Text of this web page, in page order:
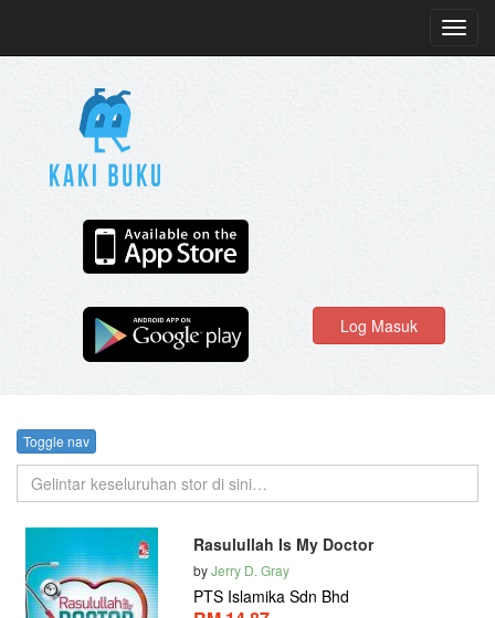
Log Masuk
Toggle nav
Rasulullah Is My Doctor
byJerry D. Gray
PTS Islamika Sdn Bhd